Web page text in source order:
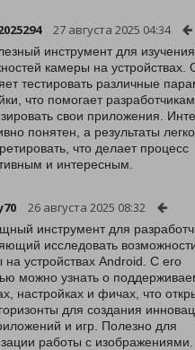
27 августа 2025 04:34
инструмент для изучения
камеры на устройствах.
тестировать различные
что помогает разработчикам
свои приложения.
понятен, а результаты легко
что делает процесс
и интересным.
26 августа 2025 08:32
инструмент для
исследовать
на устройствах Android. С его
можно узнать о
настройках и фичах, что
для создания
и игр. Полезно для
работы с изображениями.